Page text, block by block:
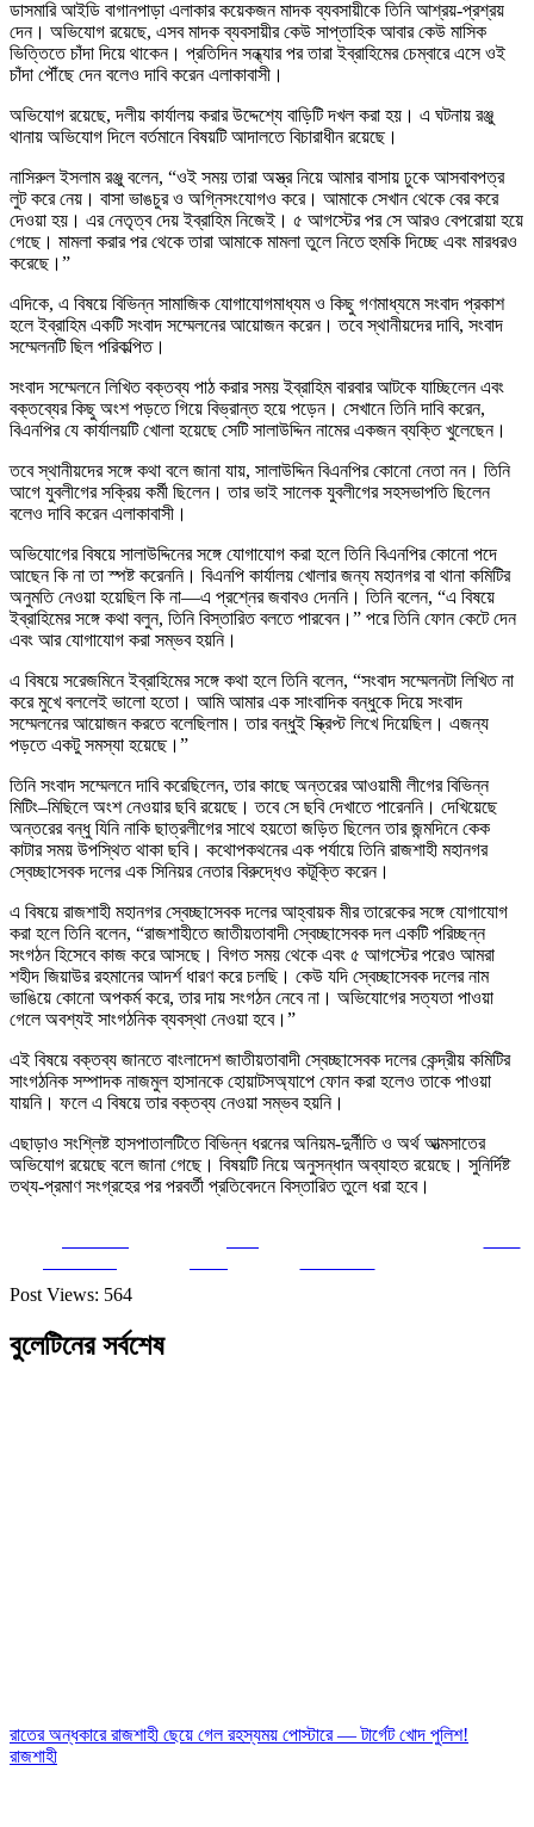
ডাসমারি আইডি বাগানপাড়া এলাকার কয়েকজন মাদক ব্যবসায়ীকে তিনি আশ্রয়-প্রশ্রয়
দেন। অভিযোগ রয়েছে, এসব মাদক ব্যবসায়ীর কেউ সাপ্তাহিক আবার কেউ মাসিক
ভিত্তিতে চাঁদা দিয়ে থাকেন। প্রতিদিন সন্ধ্যার পর তারা ইব্রাহিমের চেম্বারে এসে ওই
চাঁদা পৌঁছে দেন বলেও দাবি করেন এলাকাবাসী।
অভিযোগ রয়েছে, দলীয় কার্যালয় করার উদ্দেশ্যে বাড়িটি দখল করা হয়। এ ঘটনায় রঞ্জু
থানায় অভিযোগ দিলে বর্তমানে বিষয়টি আদালতে বিচারাধীন রয়েছে।
নাসিরুল ইসলাম রঞ্জু বলেন, “ওই সময় তারা অস্ত্র নিয়ে আমার বাসায় ঢুকে আসবাবপত্র
লুট করে নেয়। বাসা ভাঙচুর ও অগ্নিসংযোগও করে। আমাকে সেখান থেকে বের করে
দেওয়া হয়। এর নেতৃত্ব দেয় ইব্রাহিম নিজেই। ৫ আগস্টের পর সে আরও বেপরোয়া হয়ে
গেছে। মামলা করার পর থেকে তারা আমাকে মামলা তুলে নিতে হুমকি দিচ্ছে এবং মারধরও
করেছে।”
এদিকে, এ বিষয়ে বিভিন্ন সামাজিক যোগাযোগমাধ্যম ও কিছু গণমাধ্যমে সংবাদ প্রকাশ
হলে ইব্রাহিম একটি সংবাদ সম্মেলনের আয়োজন করেন। তবে স্থানীয়দের দাবি, সংবাদ
সম্মেলনটি ছিল পরিকল্পিত।
সংবাদ সম্মেলনে লিখিত বক্তব্য পাঠ করার সময় ইব্রাহিম বারবার আটকে যাচ্ছিলেন এবং
বক্তব্যের কিছু অংশ পড়তে গিয়ে বিভ্রান্ত হয়ে পড়েন। সেখানে তিনি দাবি করেন,
বিএনপির যে কার্যালয়টি খোলা হয়েছে সেটি সালাউদ্দিন নামের একজন ব্যক্তি খুলেছেন।
তবে স্থানীয়দের সঙ্গে কথা বলে জানা যায়, সালাউদ্দিন বিএনপির কোনো নেতা নন। তিনি
আগে যুবলীগের সক্রিয় কর্মী ছিলেন। তার ভাই সালেক যুবলীগের সহসভাপতি ছিলেন
বলেও দাবি করেন এলাকাবাসী।
অভিযোগের বিষয়ে সালাউদ্দিনের সঙ্গে যোগাযোগ করা হলে তিনি বিএনপির কোনো পদে
আছেন কি না তা স্পষ্ট করেননি। বিএনপি কার্যালয় খোলার জন্য মহানগর বা থানা কমিটির
অনুমতি নেওয়া হয়েছিল কি না—এ প্রশ্নের জবাবও দেননি। তিনি বলেন, “এ বিষয়ে
ইব্রাহিমের সঙ্গে কথা বলুন, তিনি বিস্তারিত বলতে পারবেন।” পরে তিনি ফোন কেটে দেন
এবং আর যোগাযোগ করা সম্ভব হয়নি।
এ বিষয়ে সরেজমিনে ইব্রাহিমের সঙ্গে কথা হলে তিনি বলেন, “সংবাদ সম্মেলনটা লিখিত না
করে মুখে বললেই ভালো হতো। আমি আমার এক সাংবাদিক বন্ধুকে দিয়ে সংবাদ
সম্মেলনের আয়োজন করতে বলেছিলাম। তার বন্ধুই স্ক্রিপ্ট লিখে দিয়েছিল। এজন্য
পড়তে একটু সমস্যা হয়েছে।”
তিনি সংবাদ সম্মেলনে দাবি করেছিলেন, তার কাছে অন্তরের আওয়ামী লীগের বিভিন্ন
মিটিং–মিছিলে অংশ নেওয়ার ছবি রয়েছে। তবে সে ছবি দেখাতে পারেননি। দেখিয়েছে
অন্তরের বন্ধু যিনি নাকি ছাত্রলীগের সাথে হয়তো জড়িত ছিলেন তার জন্মদিনে কেক
কাটার সময় উপস্থিত থাকা ছবি। কথোপকথনের এক পর্যায়ে তিনি রাজশাহী মহানগর
স্বেচ্ছাসেবক দলের এক সিনিয়র নেতার বিরুদ্ধেও কটূক্তি করেন।
এ বিষয়ে রাজশাহী মহানগর স্বেচ্ছাসেবক দলের আহ্বায়ক মীর তারেকের সঙ্গে যোগাযোগ
করা হলে তিনি বলেন, “রাজশাহীতে জাতীয়তাবাদী স্বেচ্ছাসেবক দল একটি পরিচ্ছন্ন
সংগঠন হিসেবে কাজ করে আসছে। বিগত সময় থেকে এবং ৫ আগস্টের পরেও আমরা
শহীদ জিয়াউর রহমানের আদর্শ ধারণ করে চলছি। কেউ যদি স্বেচ্ছাসেবক দলের নাম
ভাঙিয়ে কোনো অপকর্ম করে, তার দায় সংগঠন নেবে না। অভিযোগের সত্যতা পাওয়া
গেলে অবশ্যই সাংগঠনিক ব্যবস্থা নেওয়া হবে।”
এই বিষয়ে বক্তব্য জানতে বাংলাদেশ জাতীয়তাবাদী স্বেচ্ছাসেবক দলের কেন্দ্রীয় কমিটির
সাংগঠনিক সম্পাদক নাজমুল হাসানকে হোয়াটসঅ্যাপে ফোন করা হলেও তাকে পাওয়া
যায়নি। ফলে এ বিষয়ে তার বক্তব্য নেওয়া সম্ভব হয়নি।
এছাড়াও সংশ্লিষ্ট হাসপাতালটিতে বিভিন্ন ধরনের অনিয়ম-দুর্নীতি ও অর্থ আত্মসাতের
অভিযোগ রয়েছে বলে জানা গেছে। বিষয়টি নিয়ে অনুসন্ধান অব্যাহত রয়েছে। সুনির্দিষ্ট
তথ্য-প্রমাণ সংগ্রহের পর পরবর্তী প্রতিবেদনে বিস্তারিত তুলে ধরা হবে।
Post Views: 564
বুলেটিনের সর্বশেষ
রাতের অন্ধকারে রাজশাহী ছেয়ে গেল রহস্যময় পোস্টারে — টার্গেট খোদ পুলিশ!
রাজশাহী